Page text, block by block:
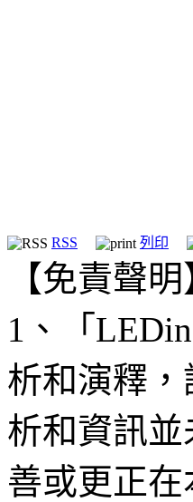
RSS 列印
【免責聲明
1、「
析和演釋
析和資訊
善或更正